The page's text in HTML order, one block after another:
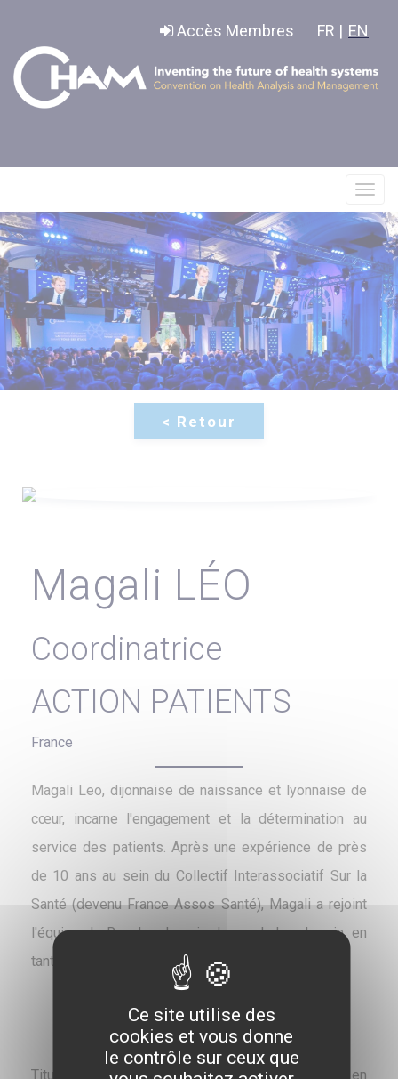
Accès Membres FR | EN
le
menu
Magali LÉO
Coordinatrice
ACTION PATIENTS
France
Magali Leo, dijonnaise de naissance et lyonnaise de
cœur, incarne l'engagement et la détermination au
service des patients. Après une expérience de près
de 10 ans au sein du Collectif Interassociatif Sur la
Santé (devenu France Assos Santé), Magali a rejoint
l'équipe de Renaloo, la voix des malades du rein, en
tant que responsable du plaidoyer de 2017 à 2023.
Titulaire d’un DESS en droit pénal et d'un Master 2 en
Ce site utilise des
cookies et vous donne
le contrôle sur ceux que